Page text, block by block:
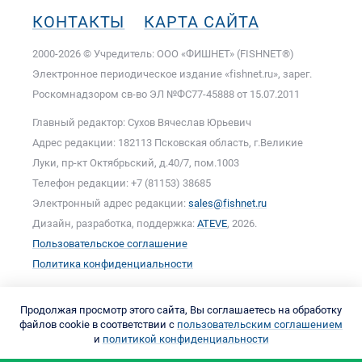
КОНТАКТЫ
КАРТА САЙТА
2000-2026 © Учредитель: ООО «ФИШНЕТ» (FISHNET®)
Электронное периодическое издание «fishnet.ru», зарег.
Роскомнадзором cв-во ЭЛ №ФС77-45888 от 15.07.2011
Главный редактор: Сухов Вячеслав Юрьевич
Адрес редакции: 182113 Псковская область, г.Великие
Луки, пр-кт Октябрьский, д.40/7, пом.1003
Телефон редакции: +7 (81153) 38685
Электронный адрес редакции: sales@fishnet.ru
Дизайн, разработка, поддержка: ATEVE, 2026.
Пользовательское соглашение
Политика конфиденциальности
Продолжая просмотр этого сайта, Вы соглашаетесь на обработку
файлов cookie в соответствии с пользовательским соглашением
и политикой конфиденциальности